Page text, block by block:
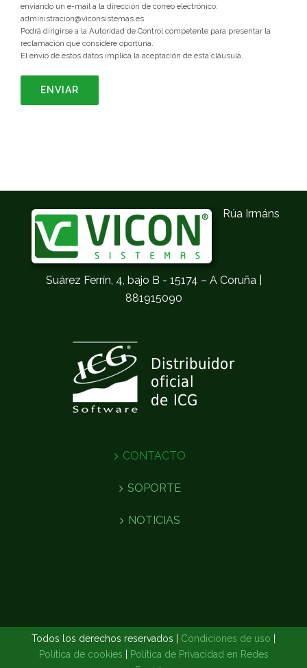
enviando un e-mail a la dirección de correo electrónico:
administracion@viconsistemas.es.
Podrá dirigirse a la Autoridad de Control competente para presentar la
reclamación que considere oportuna.
El envío de estos datos implica la aceptación de esta cláusula.
Rúa Irmáns
Suárez Ferrín, 4, bajo B - 15174 – A Coruña |
881915090
CONTACTO
SOPORTE
NOTICIAS
Todos los derechos reservados | Condiciones de uso
Política de cookies
Política de Privacidad en Redes